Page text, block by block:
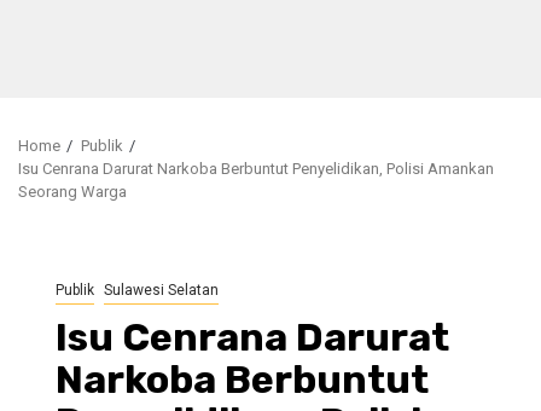
Home
Publik
Isu Cenrana Darurat Narkoba Berbuntut Penyelidikan, Polisi Amankan
Seorang Warga
Publik Sulawesi Selatan
Isu Cenrana Darurat
Narkoba Berbuntut